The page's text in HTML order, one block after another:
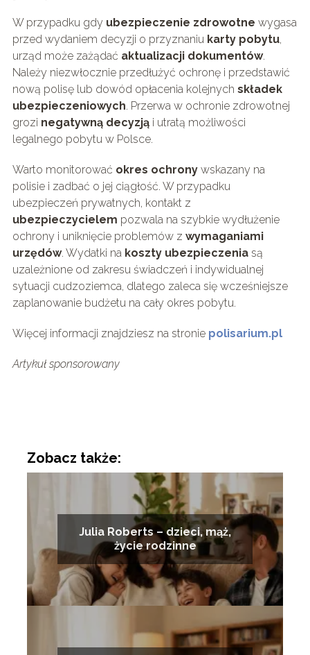
W przypadku gdy ubezpieczenie zdrowotne wygasa
przed wydaniem decyzji o przyznaniu karty pobytu,
urząd może zażądać aktualizacji dokumentów.
Należy niezwłocznie przedłużyć ochronę i przedstawić
nową polisę lub dowód opłacenia kolejnych składek
ubezpieczeniowych. Przerwa w ochronie zdrowotnej
grozi negatywną decyzjąi utratą możliwości
legalnego pobytu w Polsce.
Warto monitorować okres ochronywskazany na
polisie i zadbać o jej ciągłość. W przypadku
ubezpieczeń prywatnych, kontakt z
ubezpieczycielem pozwala na szybkie wydłużenie
ochrony i uniknięcie problemów z wymaganiami
urzędów. Wydatki na koszty ubezpieczeniasą
uzależnione od zakresu świadczeń i indywidualnej
sytuacji cudzoziemca, dlatego zaleca się wcześniejsze
zaplanowanie budżetu na cały okres pobytu.
Więcej informacji znajdziesz na stronie polisarium.pl
Artykuł sponsorowany
Zobacz także:
Julia Roberts – dzieci, mąż,
życie rodzinne